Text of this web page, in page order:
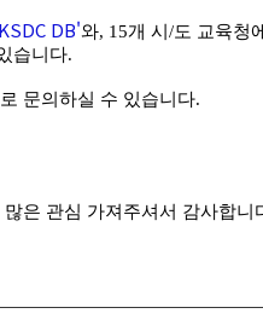
DB'와, 15개 시/도 교육청
습니다.
문의하실 수 있습니다.
은 관심 가져주셔서 감사합니